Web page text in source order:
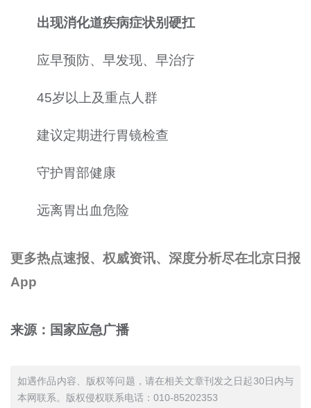
出现消化道疾病症状别硬扛
应早预防、早发现、早治疗
45岁以上及重点人群
建议定期进行胃镜检查
守护胃部健康
远离胃出血危险
更多热点速报、权威资讯、深度分析尽在北京日报
App
来源：国家应急广播
如遇作品内容、版权等问题，请在相关文章刊发之日起30日内与
本网联系。版权侵权联系电话：010-85202353